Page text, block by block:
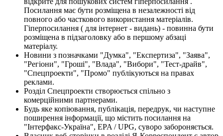
Посилання має бути розміщена в незалежності від
повного або часткового використання матеріалів.
Гіперпосилання ( для інтернет - видань) - повинна бути
розміщена в підзаголовку або в першому абзаці
матеріалу.
Новини з позначками "Думка", "Експертиза", "Заява",
"Регіони", "Гроші", "Влада", "Вибори", "Тест-драйв",
"Спецпроекти", "Промо" публікуються на правах
реклами.
Розділ Спецпроекти створюється спільно з
комерційними партнерами.
Будь яке копіювання, публікація, передрук, чи наступне
поширення інформації, що містить посилання на
"Інтерфакс-Україна", EPA / UPG, суворо забороняється.